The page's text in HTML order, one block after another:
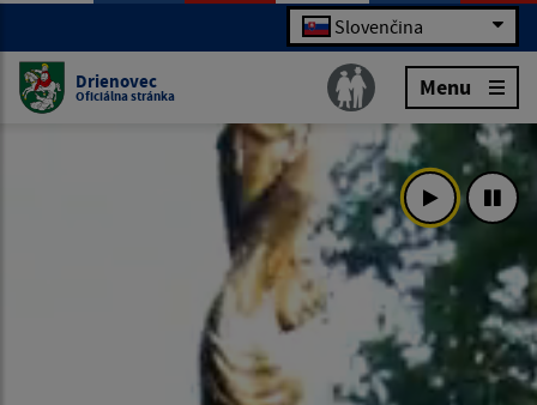
Slovenčina
Drienovec
Oficiálna stránka Menu